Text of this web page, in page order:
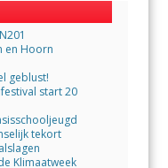
en Hoorn
geblust!
start 20
tekort
Klimaatweek